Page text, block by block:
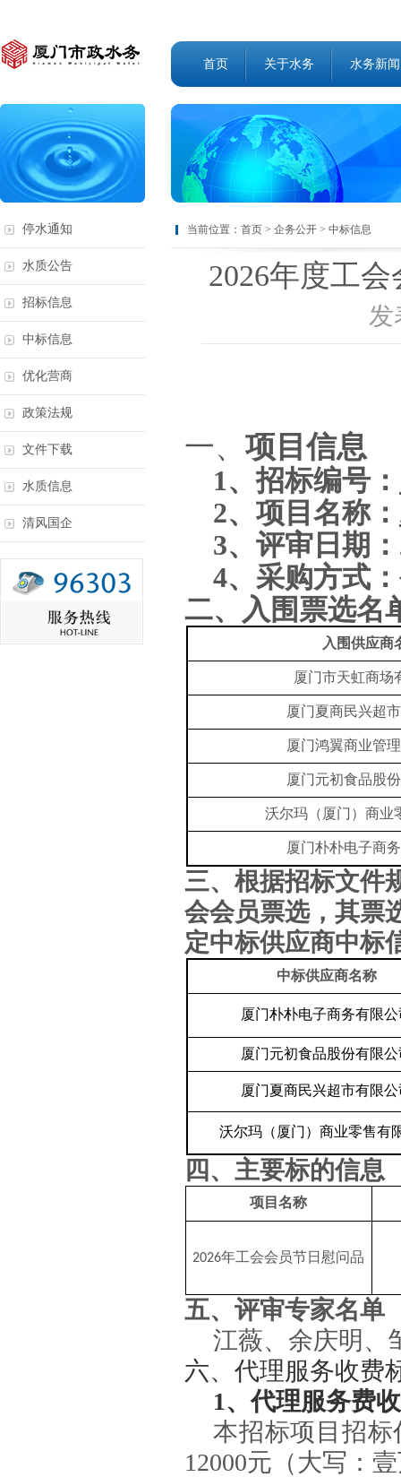
首页 关于水务 水务新闻
停水通知
水质公告
招标信息
中标信息
优化营商
政策法规
文件下载
水质信息
清风国企
当前位置： 首页 > 企务公开 > 中标信息
2026年度工
发
一、 项目信息
1、招标编号：
2、项目名称：
3、评审日期：
4、 采购方式
二、入围票选名
入围供应商
厦门市天虹商场
厦门夏商民兴超
厦门鸿翼商业管
厦门元初食品股
沃尔玛（厦门）商业
厦门朴朴电子商
三、根据招标文件
会会员票选，其票
定中标供应商中标
中标供应商名称
厦门朴朴电子商务有限公
厦门元初食品股份有限公
厦门夏商民兴超市有限公
沃尔玛（厦门）商业零售有
四、主要标的信息
项目名称
2026年工会会员节日慰问品
五、评审专家名单
江薇、余庆明、
六、代理服务收费
1、代理服务费
本招标项目招
12000元（大写：